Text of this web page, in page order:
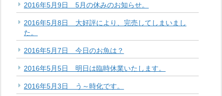
2016年5月9日 5月の休みのお知らせ。
2016年5月8日 大好評により、完売してしまいまし
た。
2016年5月7日 今日のお魚は？
2016年5月5日 明日は臨時休業いたします。
2016年5月3日 う～時化です。